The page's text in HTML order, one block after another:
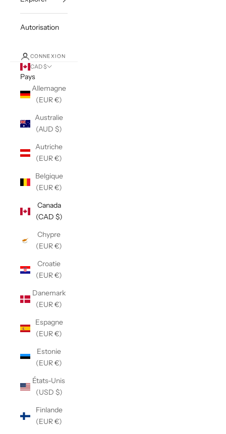
Autorisation
CONNEXION
CAD $
Pays
Allemagne
(EUR €)
Australie
(AUD $)
Autriche
(EUR €)
Belgique
(EUR €)
Canada
(CAD $)
Chypre
(EUR €)
Croatie
(EUR €)
Danemark
(EUR €)
Espagne
(EUR €)
Estonie
(EUR €)
États-Unis
(USD $)
Finlande
(EUR €)